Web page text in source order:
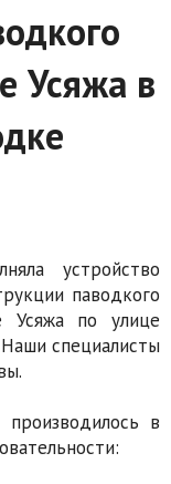
Усяжа в
устройство
паводкого
Усяжа по улице
специалисты
в